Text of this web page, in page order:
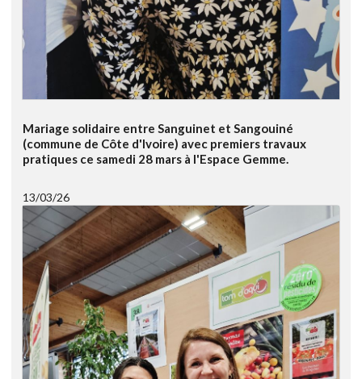
Mariage solidaire entre Sanguinet et Sangouiné
(commune de Côte d'Ivoire) avec premiers travaux
pratiques ce samedi 28 mars à l'Espace Gemme.
13/03/26